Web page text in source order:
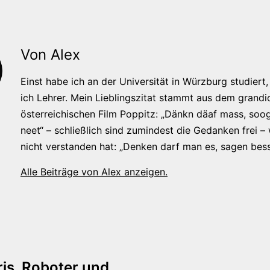
Von Alex
Einst habe ich an der Universität in Würzburg
ich Lehrer. Mein Lieblingszitat stammt aus dem
österreichischen Film Poppitz: „Dänkn däaf mass,
neet“ – schließlich sind zumindest die Gedanken frei –
nicht verstanden hat: „Denken darf man es, sagen
Alle Beiträge von Alex anzeigen.